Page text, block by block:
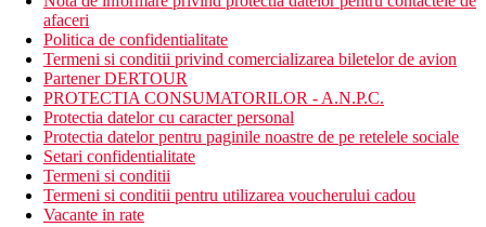
Distanţe
65 km
Distanta de cel mai apropiat aeroport
0 m
Distanta pana la plaja
6 km
Centrul orasului
afaceri
Politica de confidentialitate
Termeni si conditii privind comercializarea biletelor de avion
Partener DERTOUR
PROTECTIA CONSUMATORILOR - A.N.P.C.
Protectia datelor cu caracter personal
Protectia datelor pentru paginile noastre de pe retelele sociale
Setari confidentialitate
Termeni si conditii
Termeni si conditii pentru utilizarea voucherului cadou
Vacante in rate